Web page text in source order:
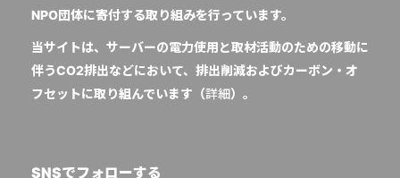
NPO団体に寄付する取り組みを行っています。
当サイトは、サーバーの電力使用と取材活動のための移動に
伴うCO2排出などにおいて、排出削減およびカーボン・オ
フセットに取り組んでいます（詳細）。
SNSでフォローする